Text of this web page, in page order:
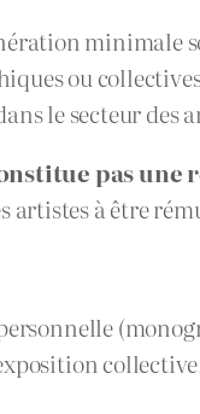
minimale
ou
le secteur des
pas une
à être